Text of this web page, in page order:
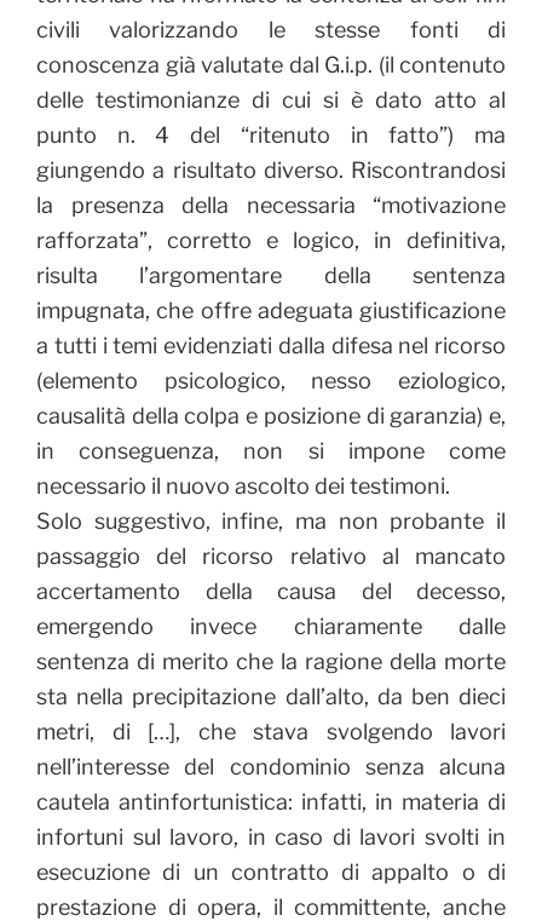
civili valorizzando le stesse fonti di
conoscenza già valutate dal G.i.p. (il contenuto
delle testimonianze di cui si è dato atto al
punto n. 4 del “ritenuto in fatto”) ma
giungendo a risultato diverso. Riscontrandosi
la presenza della necessaria “motivazione
rafforzata”, corretto e logico, in definitiva,
risulta l’argomentare della sentenza
impugnata, che offre adeguata giustificazione
a tutti i temi evidenziati dalla difesa nel ricorso
(elemento psicologico, nesso eziologico,
causalità della colpa e posizione di garanzia) e,
in conseguenza, non si impone come
necessario il nuovo ascolto dei testimoni.
Solo suggestivo, infine, ma non probante il
passaggio del ricorso relativo al mancato
accertamento della causa del decesso,
emergendo invece chiaramente dalle
sentenza di merito che la ragione della morte
sta nella precipitazione dall’alto, da ben dieci
metri, di […], che stava svolgendo lavori
nell’interesse del condominio senza alcuna
cautela antinfortunistica: infatti, in materia di
infortuni sul lavoro, in caso di lavori svolti in
esecuzione di un contratto di appalto o di
prestazione di opera, il committente, anche